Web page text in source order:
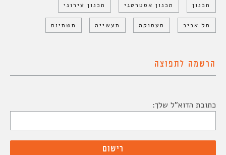
תכנון תכנון אסטרטגי תכנון עירוני
תל אביב תעסוקה תעשייה תשתיות
הרשמה לתפוצה
כתובת הדוא"ל שלך: